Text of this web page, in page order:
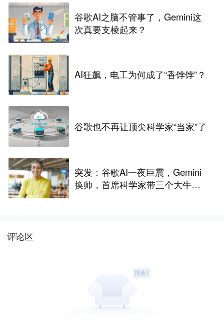
谷歌AI之脑不管事了，Gemini这
次真要支棱起来？
AI狂飙，电工为何成了“香饽饽”？
谷歌也不再让顶尖科学家“当家”了
突发：谷歌AI一夜巨震，Gemini
换帅，首席科学家带三个大牛出
评论区